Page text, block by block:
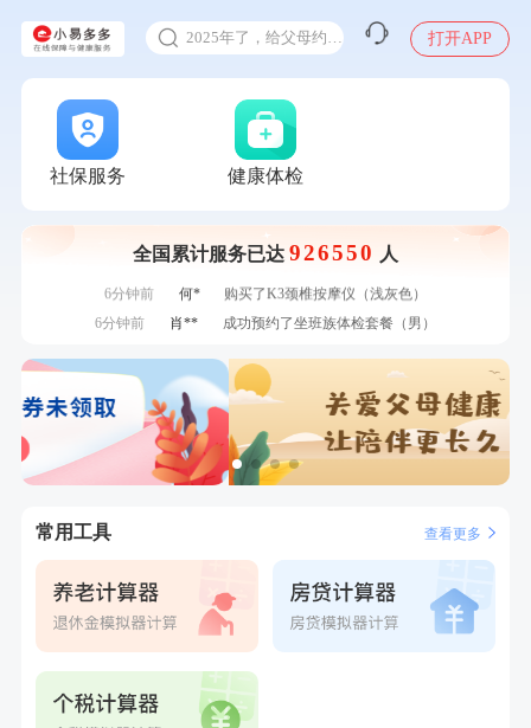
2025年了，给父母约个体检
入职体检在线预约
打开APP
社保服务 健康体检
全国累计服务已达 926550 人
刚刚
林**
购买了宁安堡新疆无核红枣干150g*2
刚刚
周**
成功预约了男性健康套餐
刚刚
周**
成功预约了男性健康套餐
1分钟前
成功预约青春体检卡（女）
1分钟前
购买了宁安堡新疆无核红枣干150g*2
2分钟前
毛**
购买了汤臣倍健多维男士多种维生素矿物质片1.5g*60片*2
成功预约了心脏病套餐
4分钟前
袁**
购买了美的体重秤 MO-CW5 白色
6分钟前
何*
购买了K3颈椎按摩仪（浅灰色）
6分钟前
肖**
成功预约了坐班族体检套餐（男）
侯**
购买了汤臣倍健水飞蓟葛根丹参片（护肝片）1.02g*120片
刚刚
林**
购买了宁安堡新疆无核红枣干150g*2
刚刚
林** 购买了宁安堡新疆无核红枣干150g*2
常用工具 查看更多